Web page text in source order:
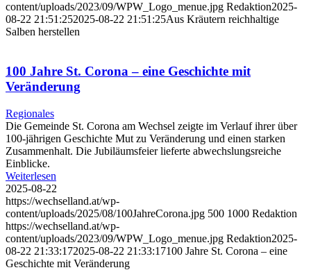
content/uploads/2023/09/WPW_Logo_menue.jpg Redaktion2025-
08-22 21:51:252025-08-22 21:51:25Aus Kräutern reichhaltige
Salben herstellen
100 Jahre St. Corona – eine Geschichte mit
Veränderung
Regionales
Die Gemeinde St. Corona am Wechsel zeigte im Verlauf ihrer über
100-jährigen Geschichte Mut zu Veränderung und einen starken
Zusammenhalt. Die Jubiläumsfeier lieferte abwechslungsreiche
Einblicke.
Weiterlesen
2025-08-22
https://wechselland.at/wp-
content/uploads/2025/08/100JahreCorona.jpg 500 1000 Redaktion
https://wechselland.at/wp-
content/uploads/2023/09/WPW_Logo_menue.jpg Redaktion2025-
08-22 21:33:172025-08-22 21:33:17100 Jahre St. Corona – eine
Geschichte mit Veränderung